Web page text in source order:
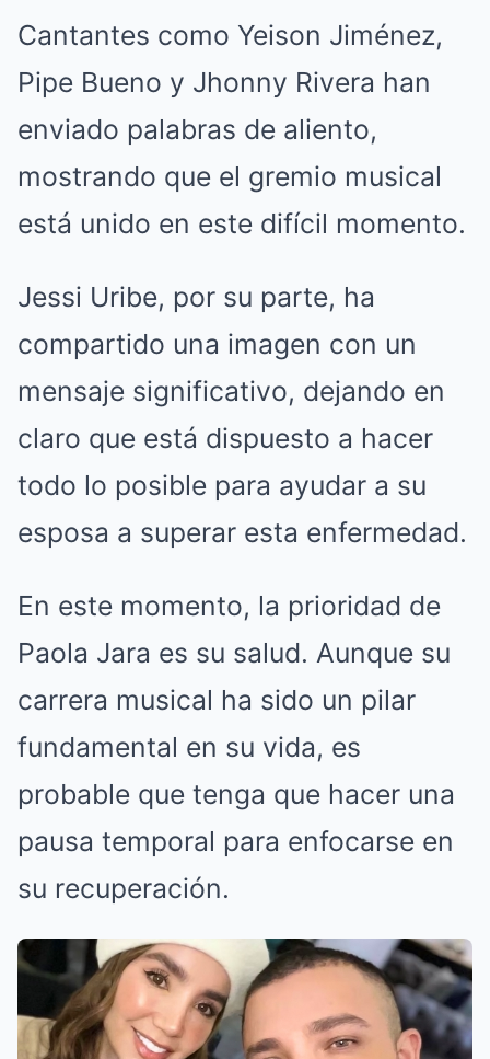
Cantantes como Yeison Jiménez,
Pipe Bueno y Jhonny Rivera han
enviado palabras de aliento,
mostrando que el gremio musical
está unido en este difícil momento.
Jessi Uribe, por su parte, ha
compartido una imagen con un
mensaje significativo, dejando en
claro que está dispuesto a hacer
todo lo posible para ayudar a su
esposa a superar esta enfermedad.
En este momento, la prioridad de
Paola Jara es su salud. Aunque su
carrera musical ha sido un pilar
fundamental en su vida, es
probable que tenga que hacer una
pausa temporal para enfocarse en
su recuperación.